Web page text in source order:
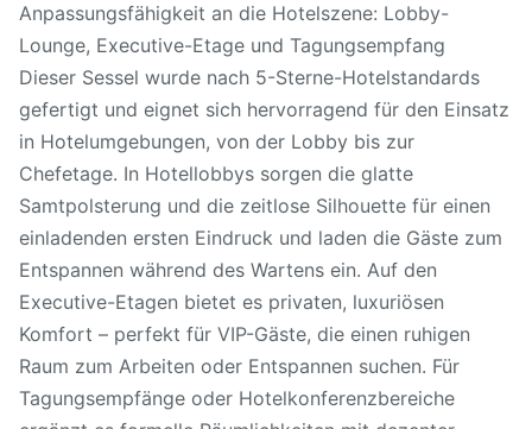
Anpassungsfähigkeit an die Hotelszene: Lobby-
Lounge, Executive-Etage und Tagungsempfang
Dieser Sessel wurde nach 5-Sterne-Hotelstandards
gefertigt und eignet sich hervorragend für den Einsatz
in Hotelumgebungen, von der Lobby bis zur
Chefetage. In Hotellobbys sorgen die glatte
Samtpolsterung und die zeitlose Silhouette für einen
einladenden ersten Eindruck und laden die Gäste zum
Entspannen während des Wartens ein. Auf den
Executive-Etagen bietet es privaten, luxuriösen
Komfort – perfekt für VIP-Gäste, die einen ruhigen
Raum zum Arbeiten oder Entspannen suchen. Für
Tagungsempfänge oder Hotelkonferenzbereiche